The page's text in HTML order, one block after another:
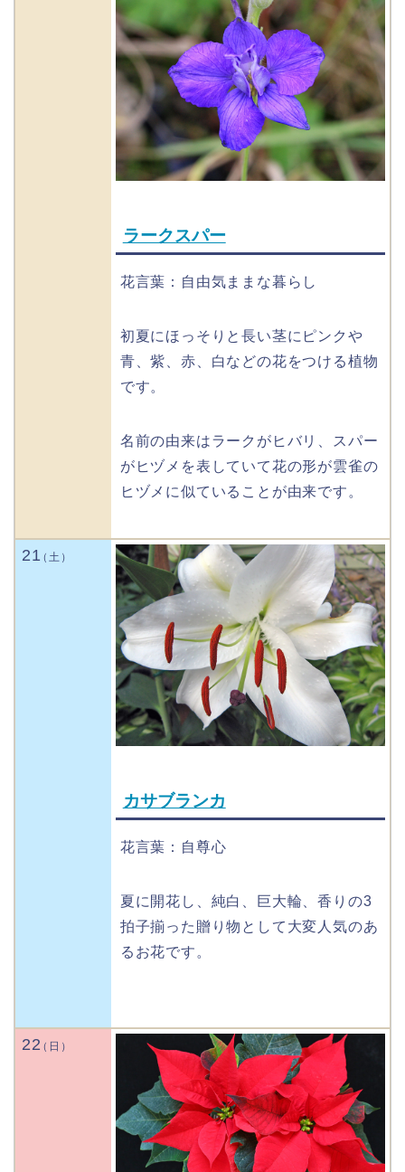
ラークスパー
花言葉：自由気ままな暮らし
初夏にほっそりと長い茎にピンクや
青、紫、赤、白などの花をつける植物
です。
名前の由来はラークがヒバリ、スパー
がヒヅメを表していて花の形が雲雀の
ヒヅメに似ていることが由来です。
21
カサブランカ
花言葉：自尊心
夏に開花し、純白、巨大輪、香りの3
拍子揃った贈り物として大変人気のあ
るお花です。
22